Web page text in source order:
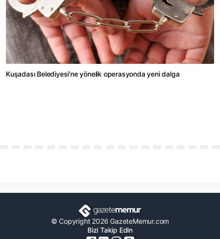
Kuşadası Belediyesi'ne yönelik operasyonda yeni dalga
© Copyright 2026 GazeteMemur.com
Bizi Takip Edin